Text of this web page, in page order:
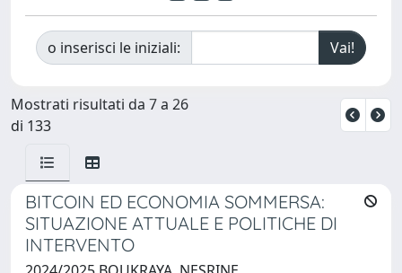
o inserisci le iniziali:
Mostrati risultati da 7 a 26
di 133
BITCOIN ED ECONOMIA SOMMERSA:
SITUAZIONE ATTUALE E POLITICHE DI
INTERVENTO